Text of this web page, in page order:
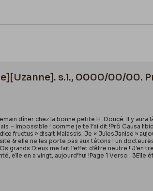
s.l., 0000/00/00.
dîner chez la bonne petite H. Doucé. Il y aura
– Impossible ! comme je te l’ai dit !Prô Causa
fructus » disait Malassis. Je « JulesJanise »
& elle ne les porte pas aux tétons ! un
grands Dieux me fait l’effet d’être neutre ! J’en
elle en a vingt, aujourd’hui !Page 1 Verso :